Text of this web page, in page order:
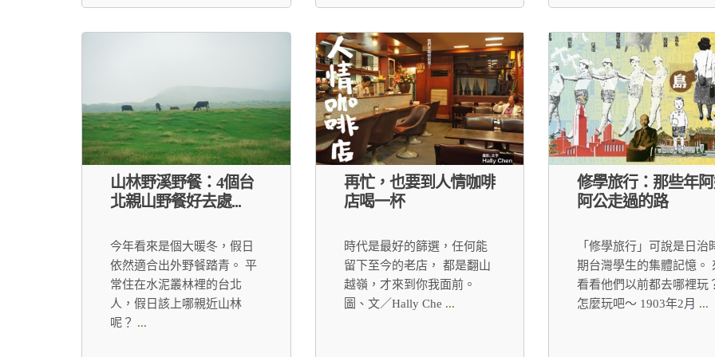
山林野溪野餐：4個台
北親山野餐好去處...
今年看來是個大暖冬，假日
依然適合出外野餐踏青。 平
常住在水泥叢林裡的台北
人，假日該上哪親近山林
呢？ ...
再忙，也要到人情咖啡
店喝一杯
時代是最好的篩選，任何能
留下至今的老店， 都是翻山
越嶺，才來到你我面前。
圖、文／Hally Che ...
修學旅行：那些年
阿公走過的路
「修學旅行」可說是日治
期台灣學生的集體記憶。
看看他們以前都去哪裡玩
怎麼玩吧～ 1903年2月 ...